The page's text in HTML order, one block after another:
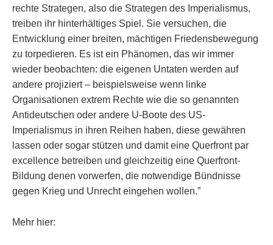
rechte Strategen, also die Strategen des Imperialismus,
treiben ihr hinterhältiges Spiel. Sie versuchen, die
Entwicklung einer breiten, mächtigen Friedensbewegung
zu torpedieren. Es ist ein Phänomen, das wir immer
wieder beobachten: die eigenen Untaten werden auf
andere projiziert – beispielsweise wenn linke
Organisationen extrem Rechte wie die so genannten
Antideutschen oder andere U-Boote des US-
Imperialismus in ihren Reihen haben, diese gewähren
lassen oder sogar stützen und damit eine Querfront par
excellence betreiben und gleichzeitig eine Querfront-
Bildung denen vorwerfen, die notwendige Bündnisse
gegen Krieg und Unrecht eingehen wollen.”
Mehr hier: